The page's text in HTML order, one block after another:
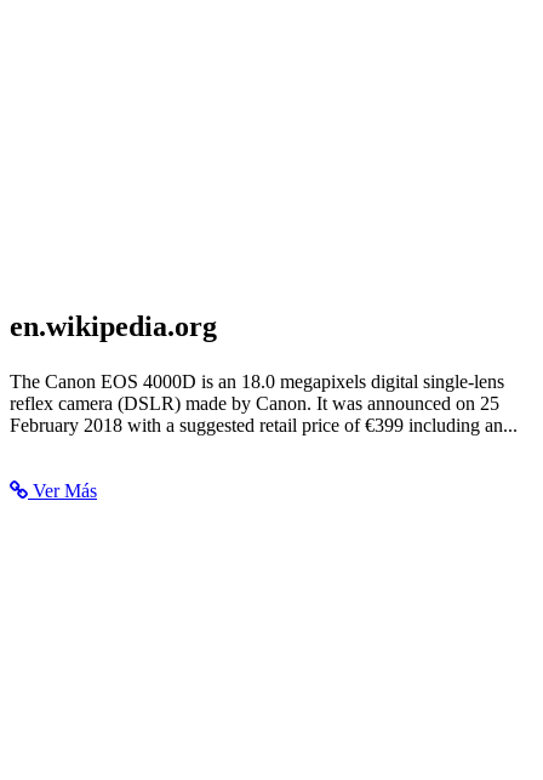
en.wikipedia.org
Canon EOS 4000D - Wikipedia
The Canon EOS 4000D is an 18.0 megapixels digital single-lens
reflex camera (DSLR) made by Canon. It was announced on 25
February 2018 with a suggested retail price of €399 including an...
Ver Más